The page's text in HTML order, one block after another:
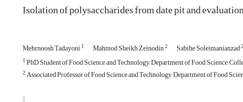
Isolation of polysaccharides from date pit and
Mehrnoosh Tadayoni1 Mahmod Sheikh Zeinodin2 Sabihe Soleimanianzad2
1PhD Student of Food Science and Technology, Department of Food Science,
2Associated Professor of Food Science and Technology, Department of Food